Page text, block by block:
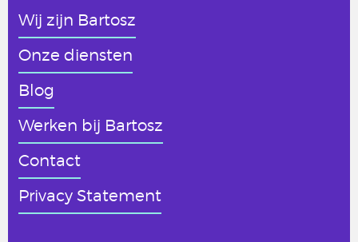
Wij zijn Bartosz
Onze diensten
Blog
Werken bij Bartosz
Contact
Privacy Statement